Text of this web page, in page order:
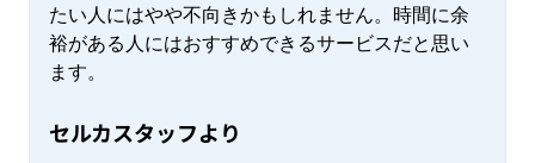
たい人にはやや不向きかもしれません。時間に余
裕がある人にはおすすめできるサービスだと思い
ます。
セルカスタッフより